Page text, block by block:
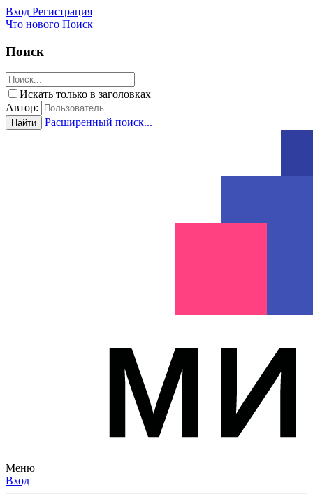
Вход Регистрация
Что нового Поиск
Поиск
Искать только в заголовках
Автор:
Найти Расширенный поиск...
Меню
Вход